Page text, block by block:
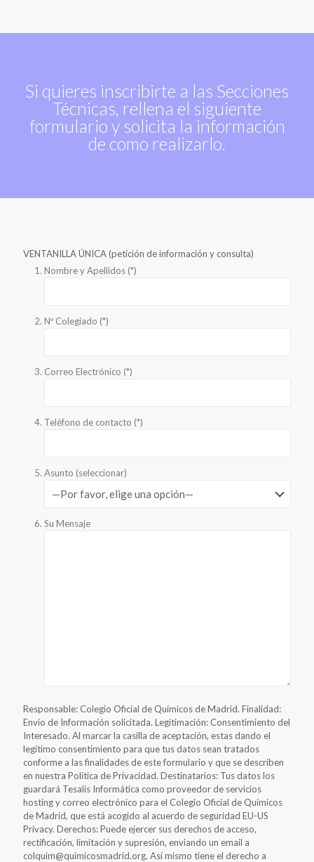
Si quieres inscribirte a las Secciones
Técnicas, rellena el siguiente
formulario y solicita la información
de como realizarlo.
VENTANILLA ÚNICA (petición de información y consulta)
Nombre y Apellidos (*)
Nº Colegiado (*)
Correo Electrónico (*)
Teléfono de contacto (*)
Asunto (seleccionar)
Su Mensaje
Responsable: Colegio Oficial de Químicos de Madrid. Finalidad:
Envío de Información solicitada. Legitimación: Consentimiento del
Interesado. Al marcar la casilla de aceptación, estas dando el
legítimo consentimiento para que tus datos sean tratados
conforme a las finalidades de este formulario y que se describen
en nuestra Política de Privacidad. Destinatarios: Tus datos los
guardará Tesalis Informática como proveedor de servicios
hosting y correo electrónico para el Colegio Oficial de Químicos
de Madrid, que está acogido al acuerdo de seguridad EU-US
Privacy. Derechos: Puede ejercer sus derechos de acceso,
rectificación, limitación y supresión, enviando un email a
colquim@quimicosmadrid.org. Así mismo tiene el derecho a